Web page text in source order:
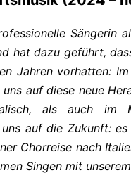
Sängerin
hat dazu geführt,
Jahren vorhatten:
auf diese neue
als auch im
auf die Zukunft:
Chorreise nach
Singen mit